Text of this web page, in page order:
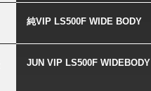
純VIP LS500F WIDE BODY
JUN VIP LS500F WIDEBODY